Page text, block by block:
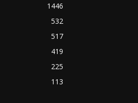
1446
532
517
419
225
113